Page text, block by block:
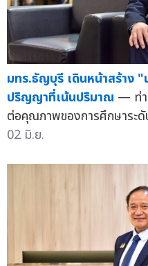
มทร.ธัญบุรี เดินหน้าสร้าง
ปริญญาที่เน้นปริมาณ — ท่า
ต่อคุณภาพของการศึกษาระ
02 มิ.ย.